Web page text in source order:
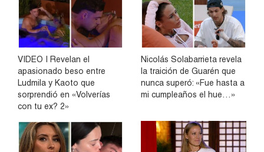
VIDEO | Revelan el
apasionado beso entre
Ludmila y Kaoto que
sorprendió en «Volverías
con tu ex? 2»
Nicolás Solabarrieta revela
la traición de Guarén que
nunca superó: «Fue hasta a
mi cumpleaños el hue…»